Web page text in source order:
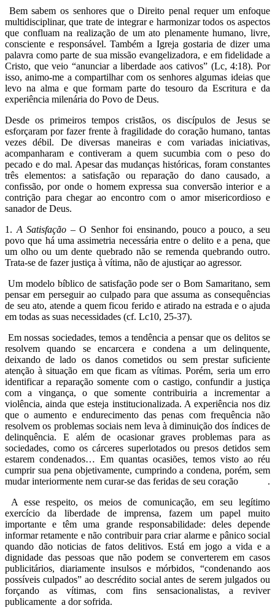
Bem sabem os senhores que o Direito penal requer um enfoque
multidisciplinar, que trate de integrar e harmonizar todos os aspectos
que confluam na realização de um ato plenamente humano, livre,
consciente e responsável. Também a Igreja gostaria de dizer uma
palavra como parte de sua missão evangelizadora, e em fidelidade a
Cristo, que veio “anunciar a liberdade aos cativos” (Lc, 4:18). Por
isso, animo-me a compartilhar com os senhores algumas ideias que
levo na alma e que formam parte do tesouro da Escritura e da
experiência milenária do Povo de Deus.
Desde os primeiros tempos cristãos, os discípulos de Jesus se
esforçaram por fazer frente à fragilidade do coração humano, tantas
vezes débil. De diversas maneiras e com variadas iniciativas,
acompanharam e contiveram a quem sucumbia com o peso do
pecado e do mal. Apesar das mudanças históricas, foram constantes
três elementos: a satisfação ou reparação do dano causado, a
confissão, por onde o homem expressa sua conversão interior e a
contrição para chegar ao encontro com o amor misericordioso e
sanador de Deus.
1. A Satisfação – O Senhor foi ensinando, pouco a pouco, a seu
povo que há uma assimetria necessária entre o delito e a pena, que
um olho ou um dente quebrado não se remenda quebrando outro.
Trata-se de fazer justiça à vítima, não de ajustiçar ao agressor.
Um modelo bíblico de satisfação pode ser o Bom Samaritano, sem
pensar em perseguir ao culpado para que assuma as consequências
de seu ato, atende a quem ficou ferido e atirado na estrada e o ajuda
em todas as suas necessidades (cf. Lc10, 25-37).
Em nossas sociedades, temos a tendência a pensar que os delitos se
resolvem quando se encarcera e condena a um delinquente,
deixando de lado os danos cometidos ou sem prestar suficiente
atenção à situação em que ficam as vítimas. Porém, seria um erro
identificar a reparação somente com o castigo, confundir a justiça
com a vingança, o que somente contribuiria a incrementar a
violência, ainda que esteja institucionalizada. A experiência nos diz
que o aumento e endurecimento das penas com frequência não
resolvem os problemas sociais nem leva à diminuição dos índices de
delinquência. E além de ocasionar graves problemas para as
sociedades, como os cárceres superlotados ou presos detidos sem
estarem condenados… Em quantas ocasiões, temos visto ao réu
cumprir sua pena objetivamente, cumprindo a condena, porém, sem
mudar interiormente nem curar-se das feridas de seu coração .
A esse respeito, os meios de comunicação, em seu legítimo
exercício da liberdade de imprensa, fazem um papel muito
importante e têm uma grande responsabilidade: deles depende
informar retamente e não contribuir para criar alarme e pânico social
quando dão noticias de fatos delitivos. Está em jogo a vida e a
dignidade das pessoas que não podem se converterem em casos
publicitários, diariamente insulsos e mórbidos, “condenando aos
possíveis culpados” ao descrédito social antes de serem julgados ou
forçando as vítimas, com fins sensacionalistas, a reviver
publicamente a dor sofrida.